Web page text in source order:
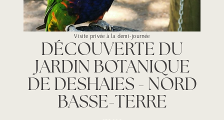
Visite privée à la demi-journée
DÉCOUVERTE DU
JARDIN BOTANIQUE
DE DESHAIES - NORD
BASSE-TERRE